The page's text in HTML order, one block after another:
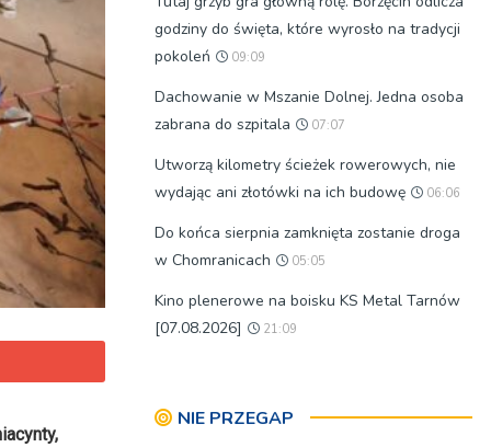
godziny do święta, które wyrosło na tradycji
pokoleń
09:09
Dachowanie w Mszanie Dolnej. Jedna osoba
zabrana do szpitala
07:07
Utworzą kilometry ścieżek rowerowych, nie
wydając ani złotówki na ich budowę
06:06
Do końca sierpnia zamknięta zostanie droga
w Chomranicach
05:05
Kino plenerowe na boisku KS Metal Tarnów
[07.08.2026]
21:09
NIE PRZEGAP